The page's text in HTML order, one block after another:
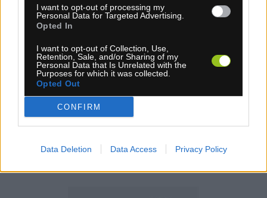
I want to opt-out of processing my
Personal Data for Targeted Advertising.
Opted In
I want to opt-out of Collection, Use,
Retention, Sale, and/or Sharing of my
Personal Data that Is Unrelated with the
Purposes for which it was collected.
Opted Out
CONFIRM
Data Deletion Data Access Privacy Policy
15,00 €
KÚPIŤ
PINARELLO NÁVLEKY NA ŠPIČKU TRETIER